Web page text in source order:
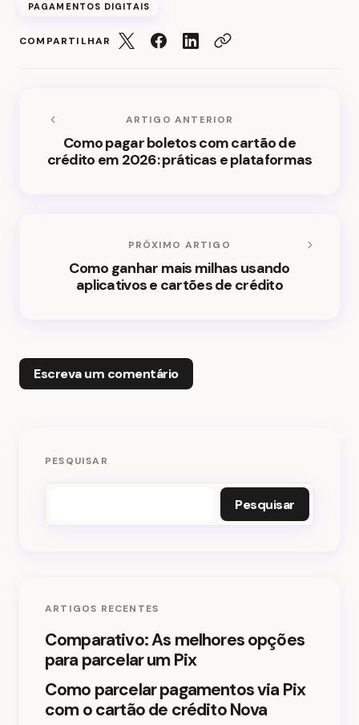
PAGAMENTOS DIGITAIS
COMPARTILHAR
ARTIGO ANTERIOR
Como pagar boletos com cartão de
crédito em 2026: práticas e plataformas
PRÓXIMO ARTIGO
Como ganhar mais milhas usando
aplicativos e cartões de crédito
Escreva um comentário
O seu endereço de e-mail não será publicado.
Seu comentário *
PESQUISAR
Pesquisar
ARTIGOS RECENTES
Comparativo: As melhores opções
para parcelar um Pix
Como parcelar pagamentos via Pix
com o cartão de crédito Nova